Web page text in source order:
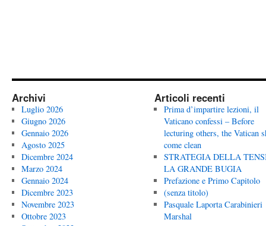
Archivi
Luglio 2026
Giugno 2026
Gennaio 2026
Agosto 2025
Dicembre 2024
Marzo 2024
Gennaio 2024
Dicembre 2023
Novembre 2023
Ottobre 2023
Articoli recenti
Prima d’impartire lezioni, il
Vaticano confessi – Before
lecturing others, the Vatican
come clean
STRATEGIA DELLA
LA GRANDE BUGIA
Prefazione e Primo Capitolo
(senza titolo)
Pasquale Laporta Carabinieri
Marshal